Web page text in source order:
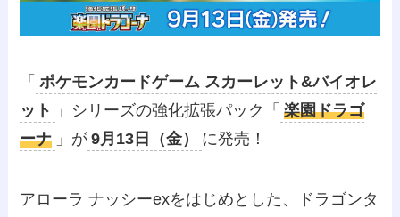
「 ポケモンカードゲーム スカーレット&バイオレ
ット
」シリーズの強化拡張パック「 楽園ドラゴ
ーナ 」が 9月13日（金） に発売！
アローラ ナッシーexをはじめとした、ドラゴンタ